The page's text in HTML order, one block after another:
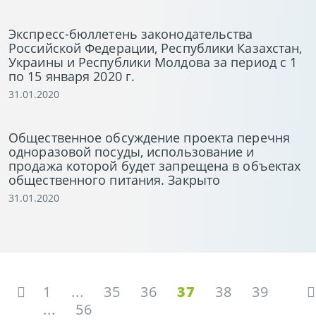
Экспресс-бюллетень законодательства
Российской Федерации, Республики Казахстан,
Украины и Республики Молдова за период с 1
по 15 января 2020 г.
31.01.2020
Общественное обсуждение проекта перечня
одноразовой посуды, использование и
продажа которой будет запрещена в объектах
общественного питания. Закрыто
31.01.2020
1 ... 35 36 37 38
39
...
56